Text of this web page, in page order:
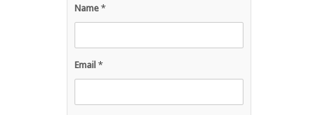
Name *
Email *